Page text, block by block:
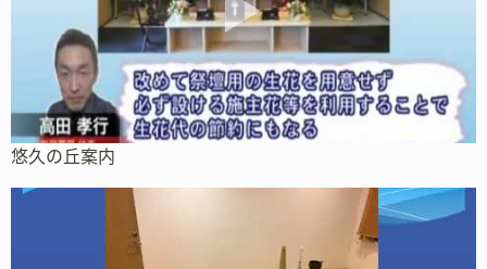
悠久の丘案内